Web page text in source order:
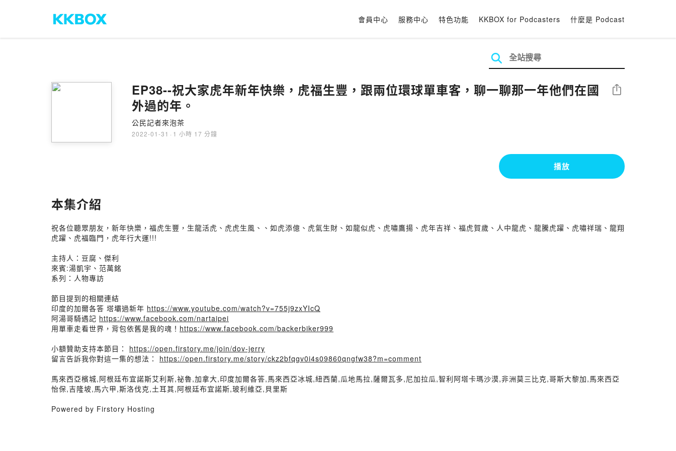
會員中心 服務中心 特色功能 KKBOX for Podcasters 什麼是 Podcast
EP38--祝大家虎年新年快樂，虎福生豐，跟兩位環球單車客，聊一聊那一年他們在國
外過的年。
公民記者來泡茶
2022-01-31 · 1 小時 17 分鐘
分享
播放
本集介紹
祝各位聽眾朋友，新年快樂，福虎生豐，生龍活虎、虎虎生風、、如虎添億、虎氣生財、如龍似虎、虎嘯鷹揚、虎年吉祥、福虎賀歲、人中龍虎、龍騰虎躍、虎嘯祥瑞、龍翔
虎躍、虎福臨門，虎年行大運!!!
主持人：豆腐、傑利
來賓:湯凱宇、范萬銘
系列：人物專訪
節目提到的相關連結
印度的加爾各答 塔壩過新年 https://www.youtube.com/watch?v=755j9zxYIcQ
阿湯哥騎遇記 https://www.facebook.com/nartaipei
用單車走看世界，背包依舊是我的魂！ https://www.facebook.com/backerbiker999
小額贊助支持本節目： https://open.firstory.me/join/dov-jerry
留言告訴我你對這一集的想法： https://open.firstory.me/story/ckz2bfqgv0i4s09860qngfw38?m=comment
馬來西亞檳城,阿根廷布宜諾斯艾利斯,祕魯,加拿大,印度加爾各答,馬來西亞冰城,紐西蘭,瓜地馬拉,薩爾瓦多,尼加拉瓜,智利阿塔卡瑪沙漠,非洲莫三比克,哥斯大黎加,馬來西亞
怡保,吉隆坡,馬六甲,斯洛伐克,土耳其,阿根廷布宜諾斯,玻利維亞,貝里斯
Powered by Firstory Hosting